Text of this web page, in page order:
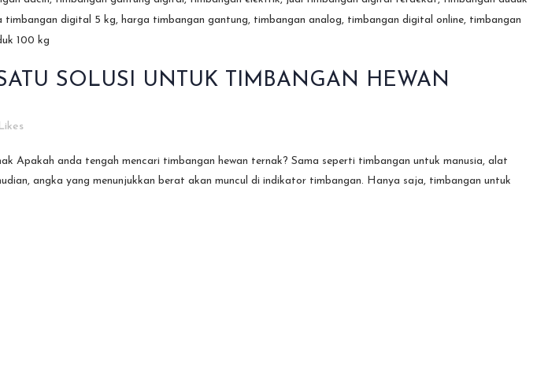
SOLUSI UNTUK TIMBANGAN HEWAN
Likes
Apakah anda tengah mencari timbangan hewan ternak? Sama seperti timbangan untuk manusia, alat
angka yang menunjukkan berat akan muncul di indikator timbangan. Hanya saja, timbangan untuk